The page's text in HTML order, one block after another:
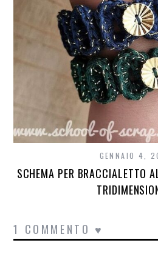
GENNAIO 4,
SCHEMA PER BRACCIALETTO
1 COMMENTO ♥